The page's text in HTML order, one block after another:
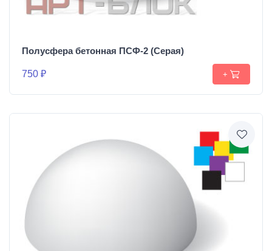
Полусфера бетонная ПСФ-2 (Серая)
750 ₽ +